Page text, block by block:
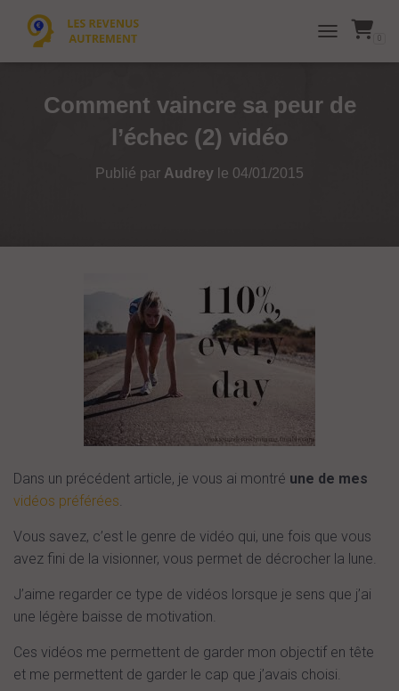
TOGGLE 0
Comment vaincre sa peur de
l’échec (2) vidéo
Publié par Audrey le 04/01/2015
Dans un précédent article, je vous ai montré une de mes
vidéos préférées.
Vous savez, c’est le genre de vidéo qui, une fois que vous
avez fini de la visionner, vous permet de décrocher la lune.
J’aime regarder ce type de vidéos lorsque je sens que j’ai
une légère baisse de motivation.
Ces vidéos me permettent de garder mon objectif en tête
et me permettent de garder le cap que j’avais choisi.